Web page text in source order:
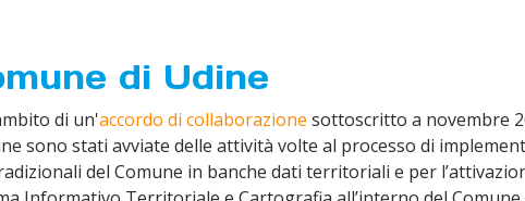
di Udine
di un'accordo di collaborazione sottoscritto a novembre
sono stati avviate delle attività volte al processo di
del Comune in banche dati territoriali e per